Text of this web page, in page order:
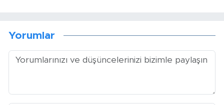
Yorumlar